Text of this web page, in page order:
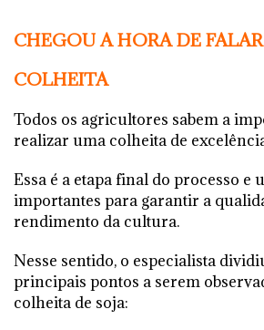
CHEGOU A HORA DE
COLHEITA
Todos os agricultores sabem a
realizar uma colheita de
Essa é a etapa final do processo e
importantes para garantir a
rendimento da cultura.
Nesse sentido, o especialista
principais pontos a serem
colheita de soja: